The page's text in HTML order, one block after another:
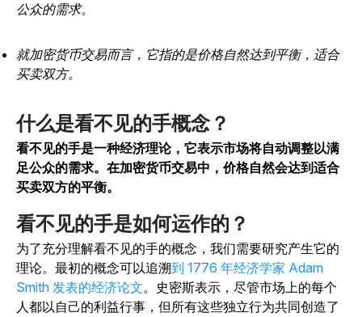
公众的需求。
就加密货币交易而言，它指的是价格自然达到平衡，适合
买卖双方。
什么是看不见的手概念？
看不见的手是一种经济理论，它表示市场将自动调整以满
足公众的需求。在加密货币交易中，价格自然会达到适合
买卖双方的平衡。
看不见的手是如何运作的？
为了充分理解看不见的手的概念，我们需要研究产生它的
理论。最初的概念可以追溯到 1776 年经济学家 Adam
Smith 发表的经济论文。史密斯表示，尽管市场上的每个
人都以自己的利益行事，但所有这些独立行为共同创造了